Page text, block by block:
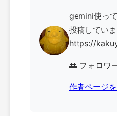
gemini使っ
投稿していま
https://
👥 フォロワ
作者ページ